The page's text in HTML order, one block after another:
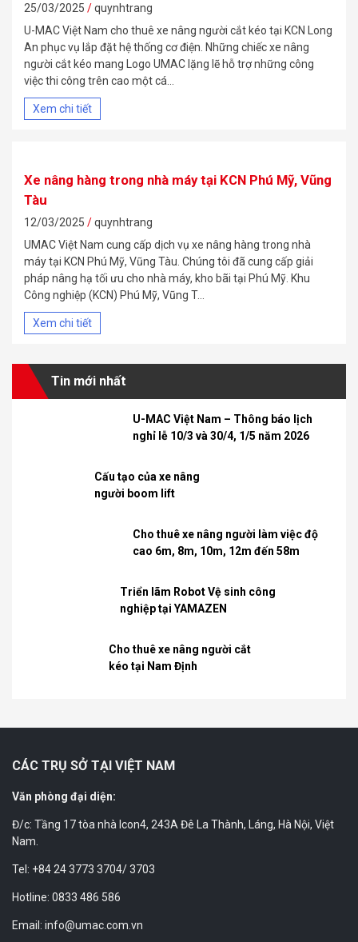
25/03/2025
quynhtrang
U-MAC Việt Nam cho thuê xe nâng người cắt kéo tại KCN Long
An phục vụ lắp đặt hệ thống cơ điện. Những chiếc xe nâng
người cắt kéo mang Logo UMAC lặng lẽ hỗ trợ những công
việc thi công trên cao một cá...
Xem chi tiết
Xe nâng hàng trong nhà máy tại KCN Phú Mỹ, Vũng
Tàu
12/03/2025
quynhtrang
UMAC Việt Nam cung cấp dịch vụ xe nâng hàng trong nhà
máy tại KCN Phú Mỹ, Vũng Tàu. Chúng tôi đã cung cấp giải
pháp nâng hạ tối ưu cho nhà máy, kho bãi tại Phú Mỹ. Khu
Công nghiệp (KCN) Phú Mỹ, Vũng T...
Xem chi tiết
Tin mới nhất
U-MAC Việt Nam – Thông báo lịch
nghỉ lễ 10/3 và 30/4, 1/5 năm 2026
Cấu tạo của xe nâng
người boom lift
Cho thuê xe nâng người làm việc độ
cao 6m, 8m, 10m, 12m đến 58m
Triển lãm Robot Vệ sinh công
nghiệp tại YAMAZEN
Cho thuê xe nâng người cắt
kéo tại Nam Định
CÁC TRỤ SỞ TẠI VIỆT NAM
Văn phòng đại diện:
Đ/c: Tầng 17 tòa nhà Icon4, 243A Đê La Thành, Láng, Hà Nội, Việt
Nam.
Tel: +84 24 3773 3704/ 3703
Hotline: 0833 486 586
Email: info@umac.com.vn